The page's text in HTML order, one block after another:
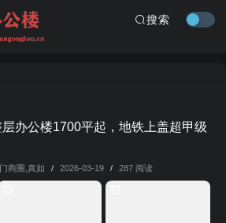
搜索
办公楼1700平起，地铁上盖超甲级
商圈 真如 / 2026-03-19 / 287 阅读